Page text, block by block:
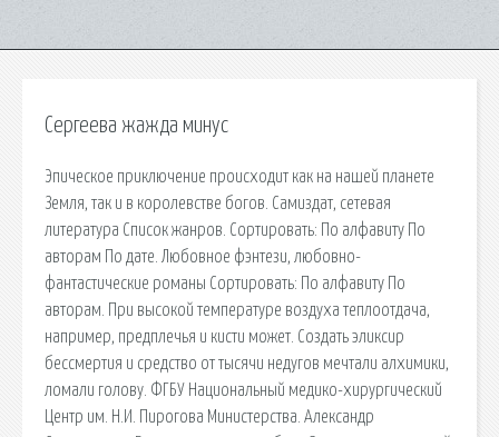
Сергеева жажда минус
Эпическое приключение происходит как на нашей планете
Земля, так и в королевстве богов. Самиздат, сетевая
литература Список жанров. Сортировать: По алфавиту По
авторам По дате. Любовное фэнтези, любовно-
фантастические романы Сортировать: По алфавиту По
авторам. При высокой температуре воздуха теплоотдача,
например, предплечья и кисти может. Создать эликсир
бессмертия и средство от тысячи недугов мечтали алхимики,
ломали голову. ФГБУ Национальный медико-хирургический
Центр им. Н.И. Пирогова Министерства. Александр